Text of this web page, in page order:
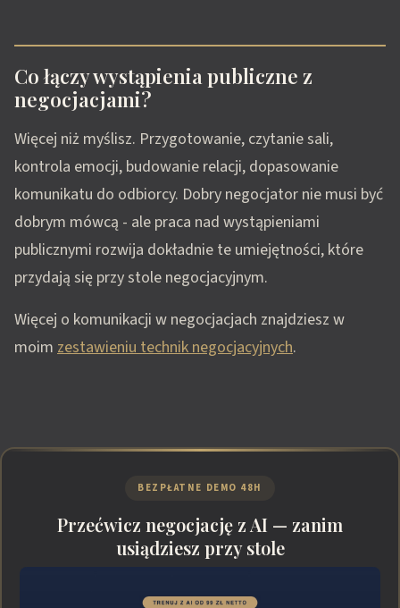
Co łączy wystąpienia publiczne z
negocjacjami?
Więcej niż myślisz. Przygotowanie, czytanie sali,
kontrola emocji, budowanie relacji, dopasowanie
komunikatu do odbiorcy. Dobry negocjator nie musi być
dobrym mówcą - ale praca nad wystąpieniami
publicznymi rozwija dokładnie te umiejętności, które
przydają się przy stole negocjacyjnym.
Więcej o komunikacji w negocjacjach znajdziesz w
moim zestawieniu technik negocjacyjnych.
BEZPŁATNE DEMO 48H
Przećwicz negocjację z AI — zanim
usiądziesz przy stole